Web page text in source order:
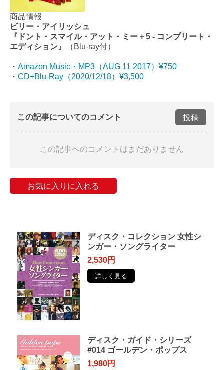
商品情報
ビリー・アイリッシュ
『ドント・スマイル・アット・ミー＋5 - コンプリート・
エディション』
（Blu-ray付）
・ Amazon Music・MP3（AUG 11 2017）¥750
・ CD+Blu-Ray（2020/12/18）¥3,500
この記事についてのコメント 投稿
この記事へのコメントはまだありません
お気に入りに入れる
ディスク・コレクション 女性シ
ンガー・ソングライター
2,530円
詳しく見る
ディスク・ガイド・シリーズ
#014 ゴールデン・ポップス
1,980円